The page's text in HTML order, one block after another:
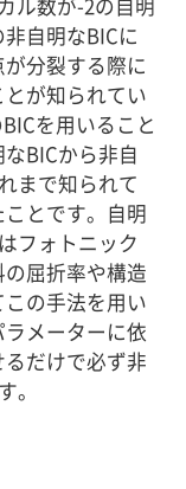
自明なBICに
分裂する際に
が知られてい
を用いること
BICから非自
まで知られて
とです。自明
フォトニック
屈折率や構造
の手法を用い
メーターに依
だけで必ず非
。